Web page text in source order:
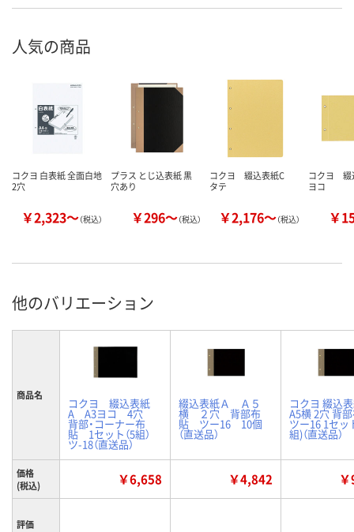
人気の商品
コクヨ 白表紙 全面白地
2穴
￥2,323～（税込）
プラス とじ込表紙 黒
穴あり
￥296～（税込）
コクヨ 綴込表紙C
タテ
￥2,176～（税込）
コクヨ
ヨコ
￥
他のバリエーション
商品名
コクヨ 綴込表紙
A A3ヨコ 4穴
背部・コーナー布
貼 1セット（5組）
ツ-18（直送品）
綴込表紙Ａ Ａ５
横 ２穴 背部布
貼 ツー16 10個
（直送品）
コクヨ 綴込
A5横 2穴 背
ツー16 1セッ
組)（直送品）
価格
(税込)
￥6,658 ￥4,842
評価